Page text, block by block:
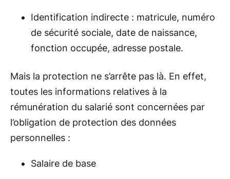
Identification indirecte : matricule, numéro
de sécurité sociale, date de naissance,
fonction occupée, adresse postale.
Mais la protection ne s’arrête pas là. En effet,
toutes les informations relatives à la
rémunération du salarié sont concernées par
l’obligation de protection des données
personnelles :
Salaire de base